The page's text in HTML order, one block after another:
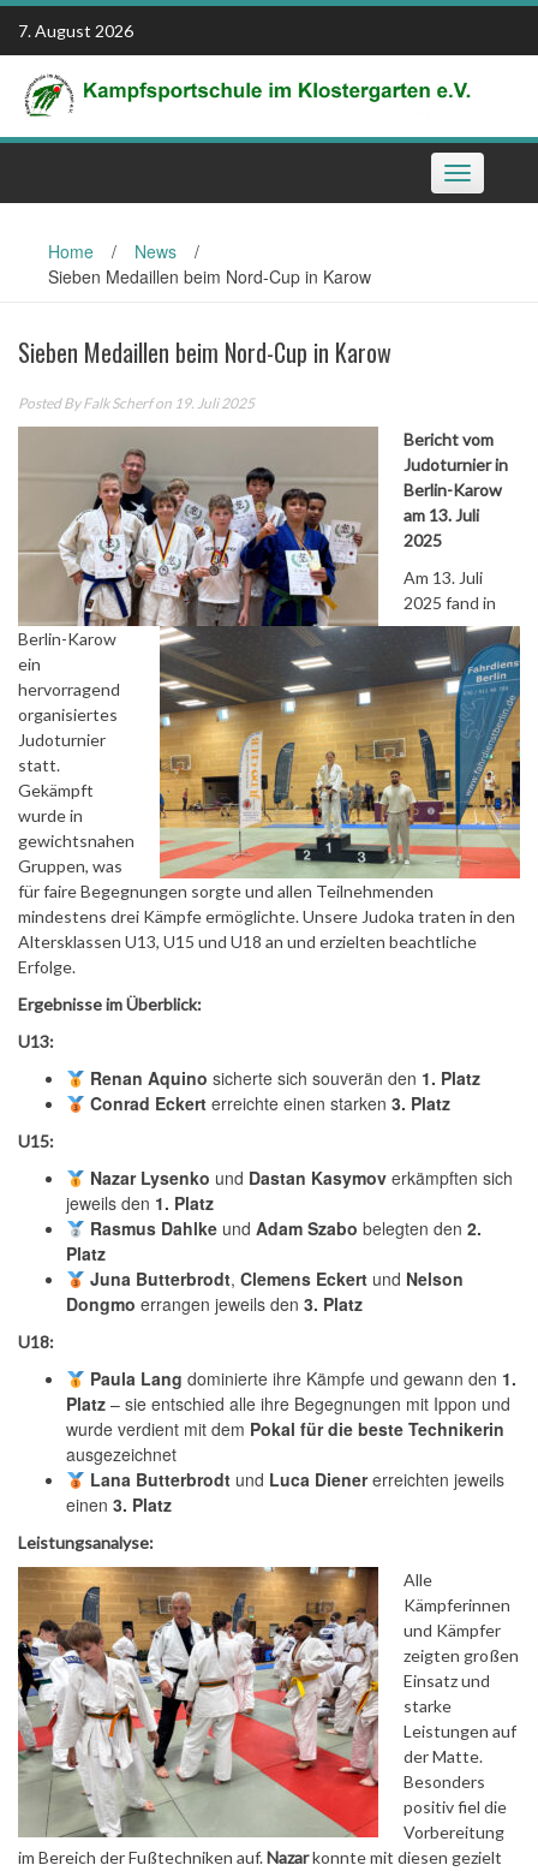
Skip
content
7. August 2026
Toggle
navigation
Home / News
/
Sieben Medaillen beim Nord-Cup in Karow
Sieben Medaillen beim Nord-Cup in Karow
Posted ByFalk Scherfon 19. Juli 2025
Bericht vom
Judoturnier in
Berlin-Karow
am 13. Juli
2025
Am 13. Juli
2025 fand in
Berlin-Karow
ein
hervorragend
organisiertes
Judoturnier
statt.
Gekämpft
wurde in
gewichtsnahen
Gruppen, was
für faire Begegnungen sorgte und allen Teilnehmenden
mindestens drei Kämpfe ermöglichte. Unsere Judoka traten in den
Altersklassen U13, U15 und U18 an und erzielten beachtliche
Erfolge.
Ergebnisse im Überblick:
U13:
Renan Aquino sicherte sich souverän den 1. Platz
Conrad Eckerterreichte einen starken 3. Platz
U15:
Nazar Lysenko und Dastan Kasymoverkämpften sich
jeweils den 1. Platz
Rasmus Dahlkeund Adam Szabo belegten den 2.
Platz
Juna Butterbrodt, Clemens Eckertund Nelson
Dongmo errangen jeweils den 3. Platz
U18:
Paula Lang dominierte ihre Kämpfe und gewann den 1.
Platz – sie entschied alle ihre Begegnungen mit Ippon und
wurde verdient mit dem Pokal für die beste Technikerin
ausgezeichnet
Lana Butterbrodtund Luca Dienererreichten jeweils
einen 3. Platz
Leistungsanalyse:
Alle
Kämpferinnen
und Kämpfer
zeigten großen
Einsatz und
starke
Leistungen auf
der Matte.
Besonders
positiv fiel die
Vorbereitung
im Bereich der Fußtechniken auf.Nazarkonnte mit diesen gezielt